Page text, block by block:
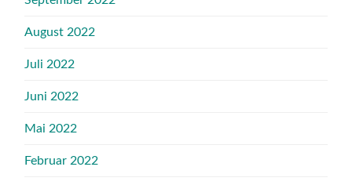
August 2022
Juli 2022
Juni 2022
Mai 2022
Februar 2022